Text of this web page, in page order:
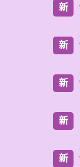
新
新
新
新
新